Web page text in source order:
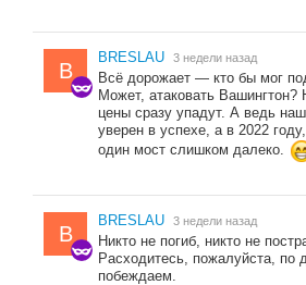
B
BRESLAU 3 недели назад
Всё дорожает — кто бы мог
Может, атаковать Вашингтон?
цены сразу упадут. А ведь
уверен в успехе, а в 2022
один мост слишком далеко.
B
BRESLAU 3 недели назад
Никто не погиб, никто не
Расходитесь, пожалуйста,
побеждаем.